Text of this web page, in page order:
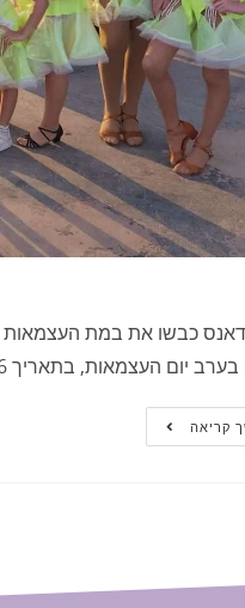
כבשו את במת העצמאות
בתאריך 21/04/2026, אמפי עפולה הפך למוקד של חגיגה ישראלית,…
קריאה